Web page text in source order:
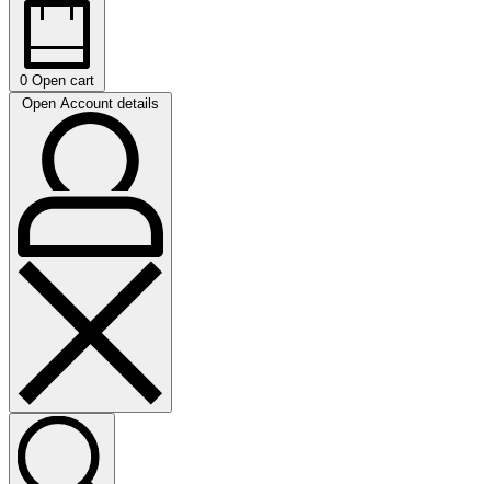
0 Open cart
Open Account details